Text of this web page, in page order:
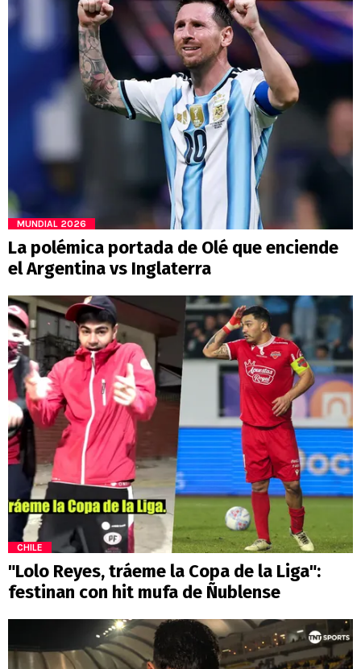
MUNDIAL 2026
La polémica portada de Olé que enciende
el Argentina vs Inglaterra
CHILE
"Lolo Reyes, tráeme la Copa de la Liga":
festinan con hit mufa de Ñublense